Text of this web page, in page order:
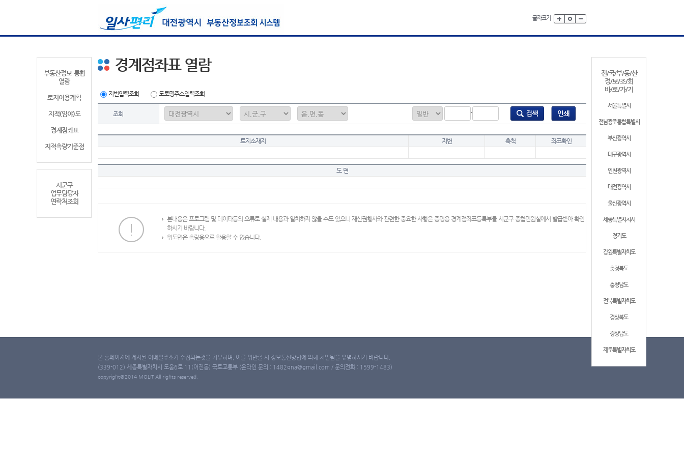
글자크기
부동산정보 통합
열람
토지이용계획
지적(임야)도
경계점좌표
지적측량기준점
시군구
업무담당자
연락처조회
전/국/부/동/산
정/보/조/회
바/로/가/기
서울특별시
전남광주통합특별시
부산광역시
대구광역시
인천광역시
대전광역시
울산광역시
세종특별자치시
경기도
강원특별자치도
충청북도
충청남도
전북특별자치도
경상북도
경상남도
제주특별자치도
경계점좌표 열람
지번입력조회 도로명주소입력조회
조회 -
토지소재지 지번 축척 좌표확인
도 면
본내용은 프로그램 및 데이타등의 오류로 실제 내용과 일치하지 않을 수도 있으니 재산권행사와 관련한 중요한 사항은 증명용 경계점좌표등록부를 시군구 종합민원실에서 발급받아 확인
하시기 바랍니다.
위도면은 측량용으로 활용할 수 없습니다.
본 홈페이지에 게시된 이메일주소가 수집되는것을 거부하며, 이를 위반할 시 정보통신망법에 의해 처벌됨을 유념하시기 바랍니다.
(339-012) 세종특별자치시 도움6로 11(어진동) 국토교통부 (온라인 문의 : 1482qna@gmail.com / 문의전화 : 1599-1483)
copyright@2014 MOLIT All rights reserved.